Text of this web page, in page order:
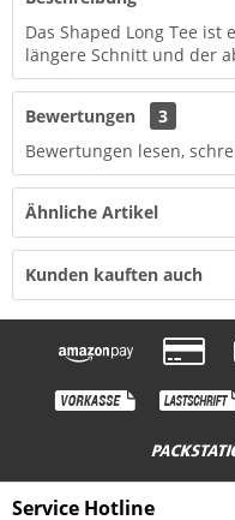
Das Shaped Long Tee
längere Schnitt und der
Bewertungen
3
Bewertungen lesen,
Ähnliche Artikel
Kunden kauften auch
Service Hotline